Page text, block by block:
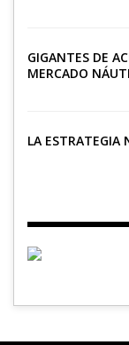
GIGANTES DE
MERCADO
LA ESTRATEGIA